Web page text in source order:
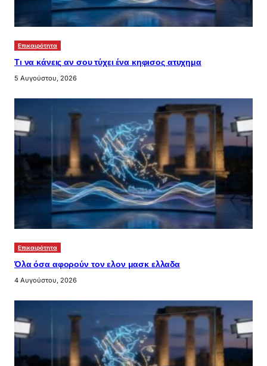
Επικαιρότητα
Τι να κάνεις αν σου τύχει ένα κηφισος ατυχημα
5 Αυγούστου, 2026
Επικαιρότητα
Όλα όσα αφορούν τον ελον μασκ ελλαδα
4 Αυγούστου, 2026